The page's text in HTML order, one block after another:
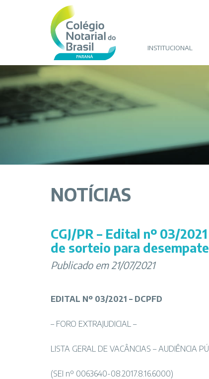
INSTITUCIONAL
NOTÍCIAS
CGJ/PR – Edital nº 03/
de sorteio para
Publicado em 21/07/2021
EDITAL Nº 03/2021 – DCPFD
– FORO EXTRAJUDICIAL –
LISTA GERAL DE VACÂNCIAS – AUDIÊNCIA
(SEI nº 0063640-08.2017.8.16.6000)